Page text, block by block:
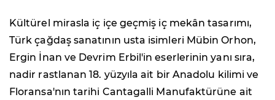
Kültürel mirasla iç içe geçmiş iç mekân tasarımı,
Türk çağdaş sanatının usta isimleri Mübin Orhon,
Ergin İnan ve Devrim Erbil'in eserlerinin yanı sıra,
nadir rastlanan 18. yüzyıla ait bir Anadolu kilimi ve
Floransa'nın tarihi Cantagalli Manufaktürüne ait